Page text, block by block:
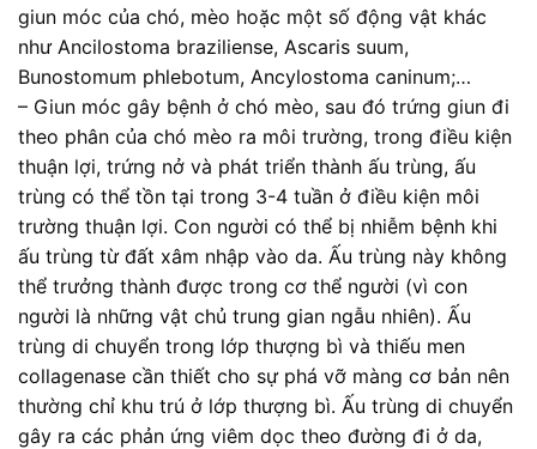
giun móc của chó, mèo hoặc một số động vật khác
như Ancilostoma braziliense, Ascaris suum,
Bunostomum phlebotum, Ancylostoma caninum;…
– Giun móc gây bệnh ở chó mèo, sau đó trứng giun đi
theo phân của chó mèo ra môi trường, trong điều kiện
thuận lợi, trứng nở và phát triển thành ấu trùng, ấu
trùng có thể tồn tại trong 3-4 tuần ở điều kiện môi
trường thuận lợi. Con người có thể bị nhiễm bệnh khi
ấu trùng từ đất xâm nhập vào da. Ấu trùng này không
thể trưởng thành được trong cơ thể người (vì con
người là những vật chủ trung gian ngẫu nhiên). Ấu
trùng di chuyển trong lớp thượng bì và thiếu men
collagenase cần thiết cho sự phá vỡ màng cơ bản nên
thường chỉ khu trú ở lớp thượng bì. Ấu trùng di chuyển
gây ra các phản ứng viêm dọc theo đường đi ở da,